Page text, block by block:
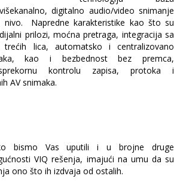
digitalno audio/video snimanje
nivo. Napredne karakteristike kao što su
prilozi, moćna pretraga, integracija sa
trećih lica, automatsko i centralizovano
kao i bezbednost bez premca,
kontrolu zapisa, protoka i
AV snimaka.
bismo Vas uputili i u brojne druge
VIQ rešenja, imajući na umu da su
ono što ih izdvaja od ostalih.